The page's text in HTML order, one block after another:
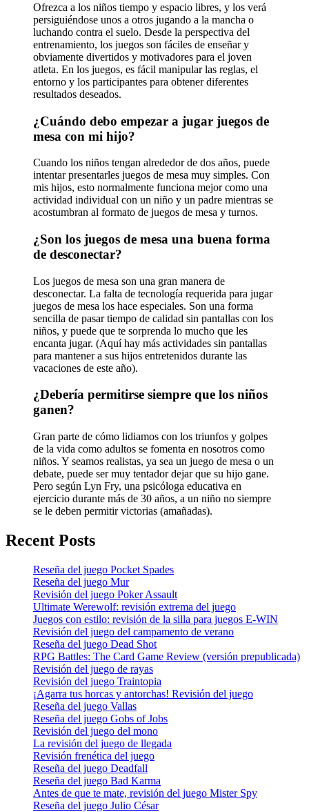
Ofrezca a los niños tiempo y espacio libres, y los verá
persiguiéndose unos a otros jugando a la mancha o
luchando contra el suelo. Desde la perspectiva del
entrenamiento, los juegos son fáciles de enseñar y
obviamente divertidos y motivadores para el joven
atleta. En los juegos, es fácil manipular las reglas, el
entorno y los participantes para obtener diferentes
resultados deseados.
¿Cuándo debo empezar a jugar juegos de
mesa con mi hijo?
Cuando los niños tengan alrededor de dos años, puede
intentar presentarles juegos de mesa muy simples. Con
mis hijos, esto normalmente funciona mejor como una
actividad individual con un niño y un padre mientras se
acostumbran al formato de juegos de mesa y turnos.
¿Son los juegos de mesa una buena forma
de desconectar?
Los juegos de mesa son una gran manera de
desconectar. La falta de tecnología requerida para jugar
juegos de mesa los hace especiales. Son una forma
sencilla de pasar tiempo de calidad sin pantallas con los
niños, y puede que te sorprenda lo mucho que les
encanta jugar. (Aquí hay más actividades sin pantallas
para mantener a sus hijos entretenidos durante las
vacaciones de este año).
¿Debería permitirse siempre que los niños
ganen?
Gran parte de cómo lidiamos con los triunfos y golpes
de la vida como adultos se fomenta en nosotros como
niños. Y seamos realistas, ya sea un juego de mesa o un
debate, puede ser muy tentador dejar que su hijo gane.
Pero según Lyn Fry, una psicóloga educativa en
ejercicio durante más de 30 años, a un niño no siempre
se le deben permitir victorias (amañadas).
Recent Posts
Reseña del juego Pocket Spades
Reseña del juego Mur
Revisión del juego Poker Assault
Ultimate Werewolf: revisión extrema del juego
Juegos con estilo: revisión de la silla para juegos E-WIN
Revisión del juego del campamento de verano
Reseña del juego Dead Shot
RPG Battles: The Card Game Review (versión prepublicada)
Revisión del juego de rayas
Revisión del juego Traintopia
¡Agarra tus horcas y antorchas! Revisión del juego
Reseña del juego Vallas
Reseña del juego Gobs of Jobs
Revisión del juego del mono
La revisión del juego de llegada
Revisión frenética del juego
Reseña del juego Deadfall
Reseña del juego Bad Karma
Antes de que te mate, revisión del juego Mister Spy
Reseña del juego Julio César